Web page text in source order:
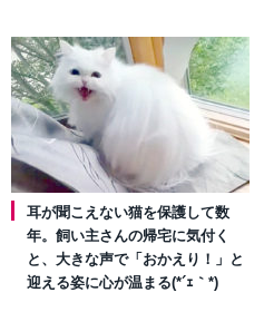
耳が聞こえない猫を保護して数
年。飼い主さんの帰宅に気付く
と、大きな声で「おかえり！」と
迎える姿に心が温まる(*´ｪ｀*)